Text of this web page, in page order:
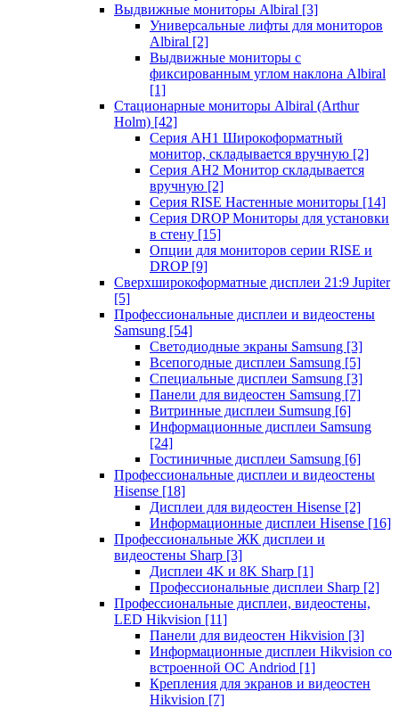
Выдвижные мониторы Albiral [3]
Универсальные лифты для мониторов
Albiral [2]
Выдвижные мониторы с
фиксированным углом наклона Albiral
[1]
Стационарные мониторы Albiral (Arthur
Holm) [42]
Серия AH1 Широкоформатный
монитор, складывается вручную [2]
Серия AH2 Монитор складывается
вручную [2]
Серия RISE Настенные мониторы [14]
Серия DROP Мониторы для установки
в стену [15]
Опции для мониторов серии RISE и
DROP [9]
Сверхширокоформатные дисплеи 21:9 Jupiter
[5]
Профессиональные дисплеи и видеостены
Samsung [54]
Светодиодные экраны Samsung [3]
Всепогодные дисплеи Samsung [5]
Специальные дисплеи Samsung [3]
Панели для видеостен Samsung [7]
Витринные дисплеи Sumsung [6]
Информационные дисплеи Samsung
[24]
Гостиничные дисплеи Samsung [6]
Профессиональные дисплеи и видеостены
Hisense [18]
Дисплеи для видеостен Hisense [2]
Информационные дисплеи Hisense [16]
Профессиональные ЖК дисплеи и
видеостены Sharp [3]
Дисплеи 4K и 8K Sharp [1]
Профессиональные дисплеи Sharp [2]
Профессиональные дисплеи, видеостены,
LED Hikvision [11]
Панели для видеостен Hikvision [3]
Информационные дисплеи Hikvision со
встроенной ОС Andriod [1]
Крепления для экранов и видеостен
Hikvision [7]